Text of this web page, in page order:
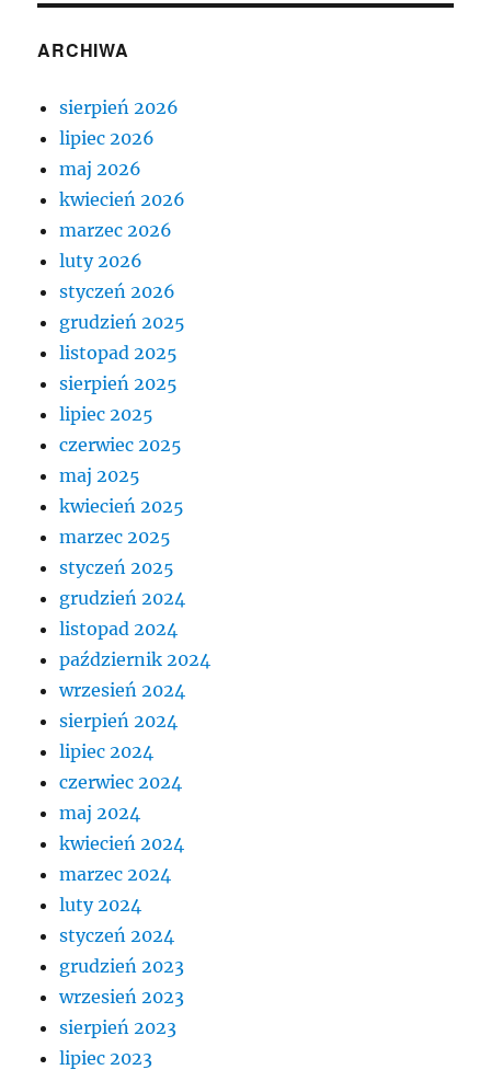
ARCHIWA
sierpień 2026
lipiec 2026
maj 2026
kwiecień 2026
marzec 2026
luty 2026
styczeń 2026
grudzień 2025
listopad 2025
sierpień 2025
lipiec 2025
czerwiec 2025
maj 2025
kwiecień 2025
marzec 2025
styczeń 2025
grudzień 2024
listopad 2024
październik 2024
wrzesień 2024
sierpień 2024
lipiec 2024
czerwiec 2024
maj 2024
kwiecień 2024
marzec 2024
luty 2024
styczeń 2024
grudzień 2023
wrzesień 2023
sierpień 2023
lipiec 2023